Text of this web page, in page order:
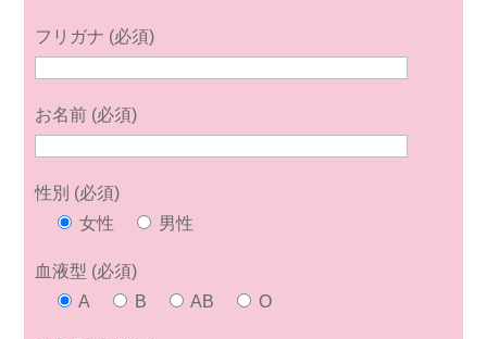
フリガナ (必須)
お名前 (必須)
性別 (必須)
女性
男性
血液型 (必須)
A
B AB O